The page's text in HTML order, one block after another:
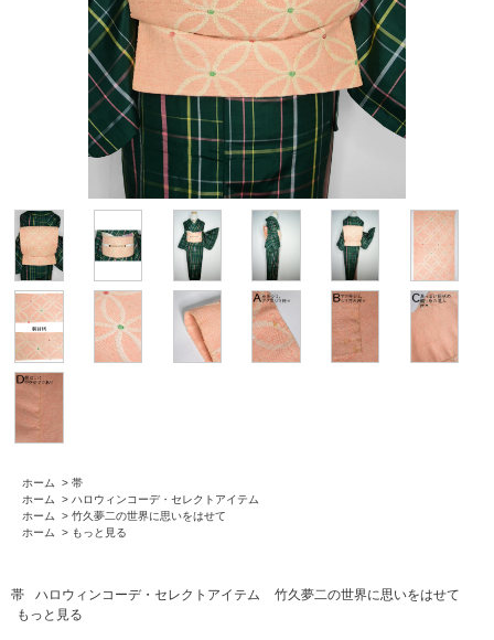
ホーム > 帯
ホーム
> ハロウィンコーデ・セレクトアイテム
ホーム
> 竹久夢二の世界に思いをはせて
ホーム
> もっと見る
帯 ハロウィンコーデ・セレクトアイテム
竹久夢二の世界に思いをはせて
もっと見る